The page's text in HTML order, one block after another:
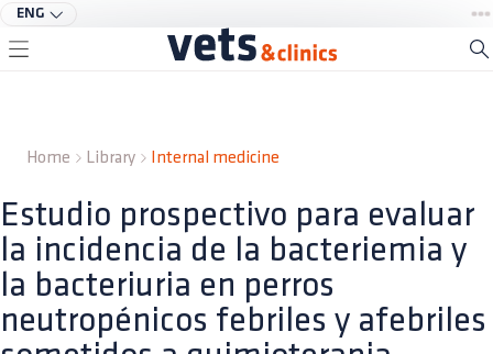
ENG
Home Library Internal medicine
Estudio prospectivo para evaluar
la incidencia de la bacteriemia y
la bacteriuria en perros
neutropénicos febriles y afebriles